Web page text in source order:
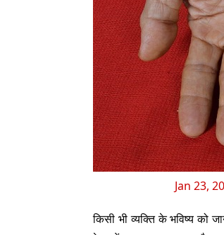
Jan 23,
किसी भी व्यक्ति के भविष्य को